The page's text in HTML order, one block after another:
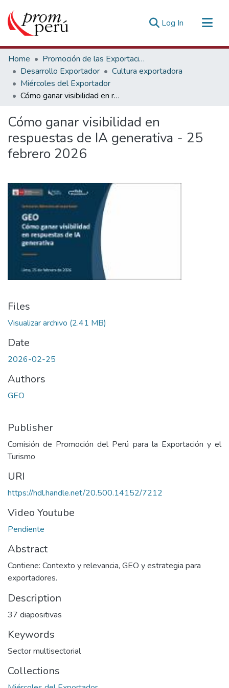
Log In (current)
Communities & Collections
All of DSpace
Statistics
Estadísticas Externas
Home
Promoción de las Exportaciones
Desarrollo Exportador
Cultura exportadora
Miércoles del Exportador
Cómo ganar visibilidad en respuestas de IA generativa - 25 febrero 2026
Cómo ganar visibilidad en
respuestas de IA generativa - 25
febrero 2026
Files
Visualizar archivo (2.41 MB)
Date
2026-02-25
Authors
GEO
Publisher
Comisión de Promoción del Perú para la Exportación y el
Turismo
URI
https://hdl.handle.net/20.500.14152/7212
Video Youtube
Pendiente
Abstract
Contiene: Contexto y relevancia, GEO y estrategia para
exportadores.
Description
37 diapositivas
Keywords
Sector multisectorial
Collections